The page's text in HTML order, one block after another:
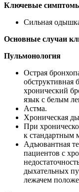
Ключевые симптомы
Сильная
Основные случаи
Пульмонология
Острая
обструктивная
хронический
язык с белым
Астма.
Хроническая
При
к стандартным
Адъювантная
пациентов с
дыхательных
лежачем